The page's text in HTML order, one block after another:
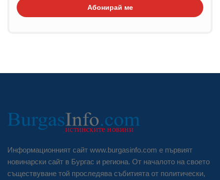
Абонирай ме
Информационният сайт www.burgasinfo.com е първият
новинарски сайт в Бургас и региона. От началото на своето
съществуване той проследява събитията от политически,